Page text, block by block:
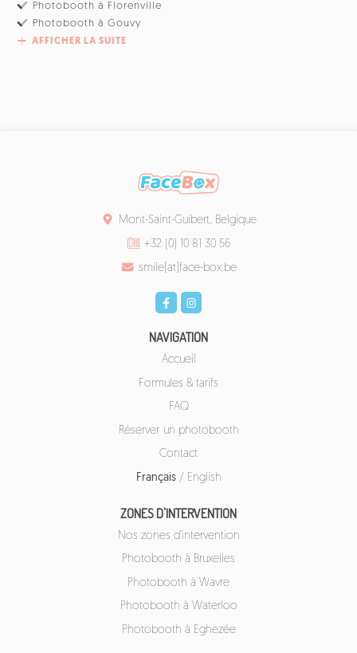
Photobooth à Florenville
Photobooth à Gouvy
AFFICHER LA SUITE
Mont-Saint-Guibert, Belgique
+32 (0) 10 81 30 56
smile[at]face-box.be
NAVIGATION
Accueil
Formules & tarifs
FAQ
Réserver un photobooth
Contact
Français/ English
ZONES D'INTERVENTION
Nos zones d'intervention
Photobooth à Bruxelles
Photobooth à Wavre
Photobooth à Waterloo
Photobooth à Eghezée